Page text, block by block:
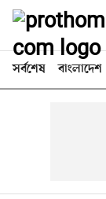
সর্বশেষ বাংলাদেশ